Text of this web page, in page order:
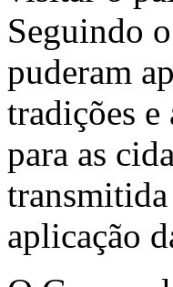
Seguindo
puderam
tradições e
para as
aplicação